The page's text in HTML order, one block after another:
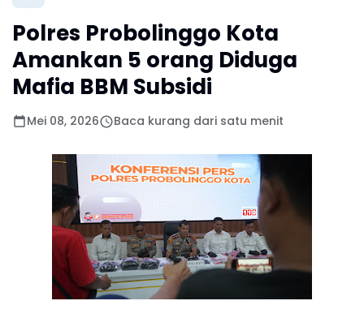
Polres Probolinggo Kota
Amankan 5 orang Diduga
Mafia BBM Subsidi
Mei 08, 2026 Baca kurang dari satu menit